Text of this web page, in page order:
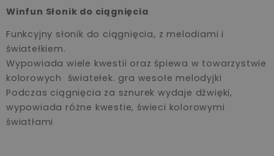
Winfun Słonik do ciągnięcia
Funkcyjny słonik do ciągnięcia, z melodiami i
światełkiem.
Wypowiada wiele kwestii oraz śpiewa w towarzystwie
kolorowych światełek. gra wesołe melodyjki
Podczas ciągnięcia za sznurek wydaje dźwięki,
wypowiada różne kwestie, świeci kolorowymi
światłami